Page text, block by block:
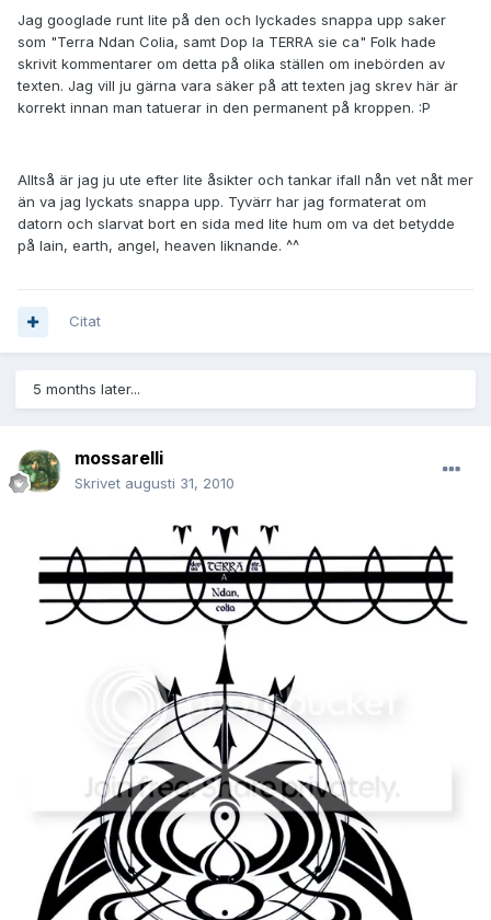
Jag googlade runt lite på den och lyckades snappa upp saker
som "Terra Ndan Colia, samt Dop la TERRA sie ca" Folk hade
skrivit kommentarer om detta på olika ställen om inebörden av
texten. Jag vill ju gärna vara säker på att texten jag skrev här är
korrekt innan man tatuerar in den permanent på kroppen. :P
Alltså är jag ju ute efter lite åsikter och tankar ifall nån vet nåt mer
än va jag lyckats snappa upp. Tyvärr har jag formaterat om
datorn och slarvat bort en sida med lite hum om va det betydde
på lain, earth, angel, heaven liknande. ^^
Citat
5 months later...
mossarelli
Skrivet augusti 31, 2010